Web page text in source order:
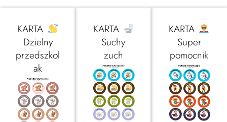
KARTA
Dzielny
przedszkol
ak
KARTA
Suchy
zuch
KARTA
Super
pomocnik